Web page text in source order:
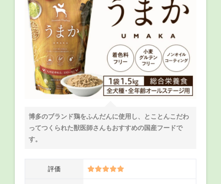
博多のブランド鶏をふんだんに使用し、とことんこだわ
ってつくられた獣医師さんもおすすめの国産フードで
す。
評価